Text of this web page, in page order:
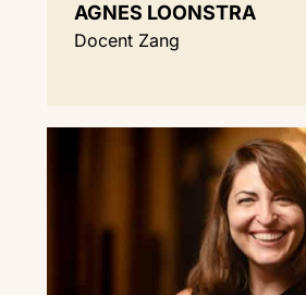
AGNES LOONSTRA
Docent Zang